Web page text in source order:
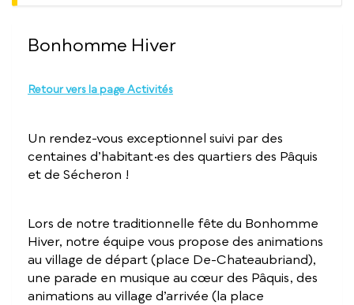
Bonhomme Hiver
Retour vers la page Activités
Un rendez-vous exceptionnel suivi par des
centaines d’habitant·es des quartiers des Pâquis
et de Sécheron !
Lors de notre traditionnelle fête du Bonhomme
Hiver, notre équipe vous propose des animations
au village de départ (place De-Chateaubriand),
une parade en musique au cœur des Pâquis, des
animations au village d’arrivée (la place